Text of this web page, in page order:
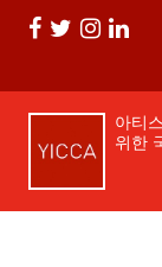
아티
위한